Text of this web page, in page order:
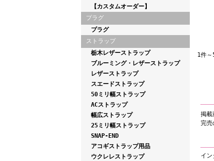
【カスタムオーダー】
プラグ
プラグ
ストラップ
栃木レザーストラップ
ブルーミング・レザーストラップ
レザーストラップ
スエードストラップ
50ミリ幅ストラップ
ACストラップ
幅広ストラップ
25ミリ幅ストラップ
SNAP-END
アコギストラップ用品
ウクレレストラップ
1件～
掲載
完売
イン